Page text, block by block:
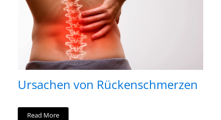
Ursachen von Rückenschmerzen
Read More